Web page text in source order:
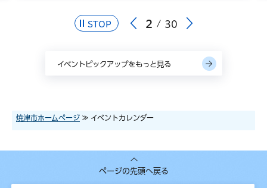
STOP 2 30
イベントピックアップをもっと見る
焼津市ホームページ ≫ イベントカレンダー
ページの先頭へ戻る